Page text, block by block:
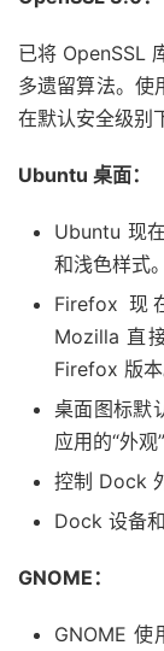
已将 OpenSSL
多遗留算法。使
在默认安全级别
Ubuntu 桌面：
Ubuntu 现
和浅色样式。
Firefox 现
Mozilla 直
Firefox 版本
桌面图标默
应用的“外观
控制 Dock
Dock 设备
GNOME：
GNOME 使